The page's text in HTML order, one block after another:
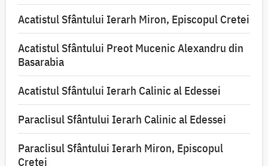
Acatistul Sfântului Ierarh Miron, Episcopul Cretei
Acatistul Sfântului Preot Mucenic Alexandru din
Basarabia
Acatistul Sfântului Ierarh Calinic al Edessei
Paraclisul Sfântului Ierarh Calinic al Edessei
Paraclisul Sfântului Ierarh Miron, Episcopul
Cretei